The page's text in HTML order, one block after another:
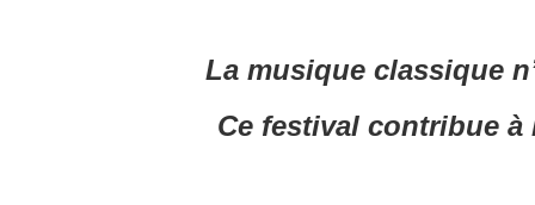
La musique classique
Ce festival contribue